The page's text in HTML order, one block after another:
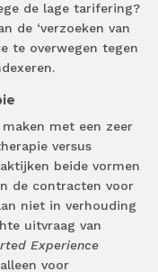
de lage tarifering?
de ‘verzoeken van
te overwegen tegen
met een zeer
versus
beide vormen
de contracten voor
niet in verhouding
uitvraag van
Experience
voor